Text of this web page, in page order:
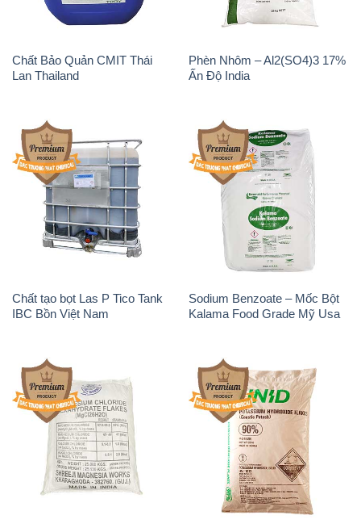
Chất Bảo Quản CMIT Thái
Lan Thailand
Phèn Nhôm – Al2(SO4)3 17%
Ấn Độ India
Chất tạo bọt Las P Tico Tank
IBC Bồn Việt Nam
Sodium Benzoate – Mốc Bột
Kalama Food Grade Mỹ Usa